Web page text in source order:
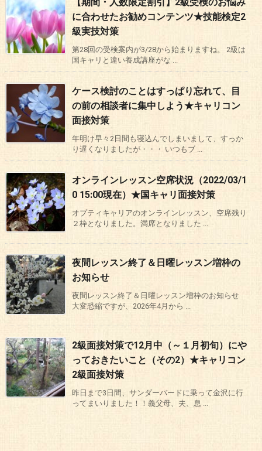
に合わせたお勧めコンテンツ★技能検定2
級実技対策
第28回の受検案内が3/28から始まりますね。 2級は
国キャリと違い養成講座がな ...
ケース検討のことはすっぱり忘れて、目
の前の相談者に集中しよう★キャリコン
面接対策
年明け早々2日間も寝込んでしまいまして、すっか
り遅くなりましたが・・・ いつもブ ...
オンラインレッスン空席状況（2022/03/1
0 15:00現在）★国キャリ面接対策
オプティキャリアのオンラインレッスン、空席残り
２枠となりました。満席となりました ...
夜間レッスン終了＆日曜レッスン増枠の
お知らせ
夜間レッスン終了＆日曜レッスン増枠のお知らせ
大変恐縮ですが、2026年4月から ...
2級面接対策で12月中（～１月初旬）にや
っておきたいこと（その2）★キャリコン
2級面接対策
昨日まで3日間、サンダーバードに乗って金沢に行
ってまいりました！！義父母、夫、息 ...